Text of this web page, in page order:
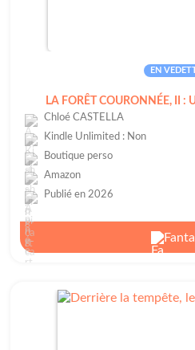
EN
LA FORÊT COURONNÉE, II :
Chloé CASTELLA
Kindle Unlimited : Non
Boutique perso
Amazon
Publié en 2026